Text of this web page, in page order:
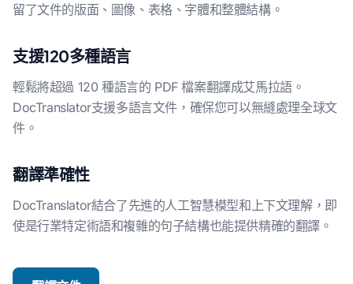
留了文件的版面、圖像、表格、字體和整體結構。
支援120多種語言
輕鬆將超過 120 種語言的 PDF 檔案翻譯成艾馬拉語。
DocTranslator支援多語言文件，確保您可以無縫處理全球文
件。
翻譯準確性
DocTranslator結合了先進的人工智慧模型和上下文理解，即
使是行業特定術語和複雜的句子結構也能提供精確的翻譯。